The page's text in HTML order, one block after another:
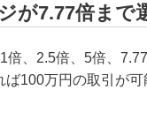
が7.77倍まで
倍、2.5倍、5倍、
100万円の取引が